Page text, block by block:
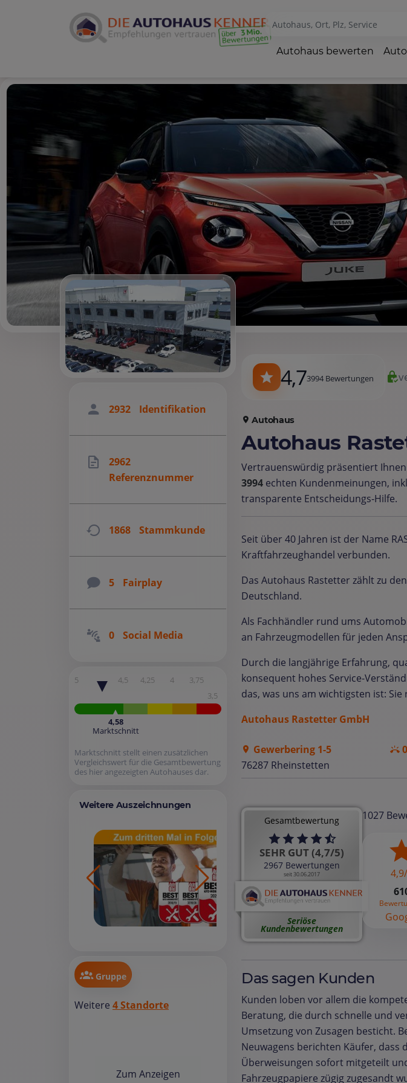
Autohaus bewerten
4,73994 Bewertungen
Autohaus
Autohaus
Vertrauenswürdig präsentiert
3994 echten Kundenmeinungen,
transparente Entscheidungs‑Hilfe.
Seit über 40 Jahren ist der Name
Kraftfahrzeughandel verbunden.
Das Autohaus Rastetter zählt zu
Deutschland.
Als Fachhändler rund ums
an Fahrzeugmodellen für jeden
Durch die langjährige Erfahrung,
konsequent hohes Service-
das, was uns am wichtigsten ist:
Autohaus Rastetter GmbH
Gewerbering 1-5
76287 Rheinstetten
Gesamtbewertung
SEHR GUT (4,7/5)
2967 Bewertungen
seit 30.06.2017
Seriöse
Kundenbewertungen
1027
Das sagen Kunden
Kunden loben vor allem die
Beratung, die durch schnelle und
Umsetzung von Zusagen besticht.
Neuwagens berichten Käufer, dass
Überweisungen sofort mitgeteilt
Fahrzeugpapiere zügig zugesandt
2932 Identifikation
2962
Referenznummer
1868 Stammkunde
5 Fairplay
0 Social Media
5 4,5 4,25 4
3,75
3,5
4,58
Marktschnitt
Marktschnitt stellt einen zusätzlichen
Vergleichswert für die Gesamtbewertung
des hier angezeigten Autohauses dar.
Weitere Auszeichnungen
Gruppe
Weitere 4 Standorte
Zum Anzeigen